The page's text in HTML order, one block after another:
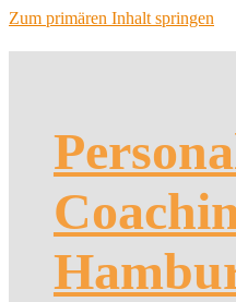
Zum primären Inhalt springen